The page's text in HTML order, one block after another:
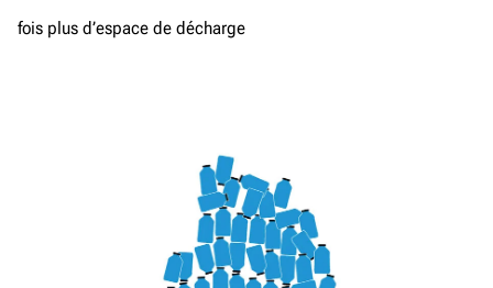
fois plus d’espace de décharge